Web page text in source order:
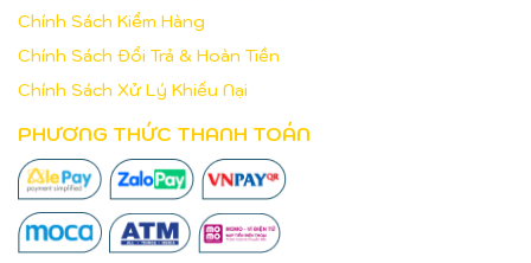
Chính Sách Kiểm Hàng
Chính Sách Đổi Trả & Hoàn Tiền
Chính Sách Xử Lý Khiếu Nại
PHƯƠNG THỨC THANH TOÁN